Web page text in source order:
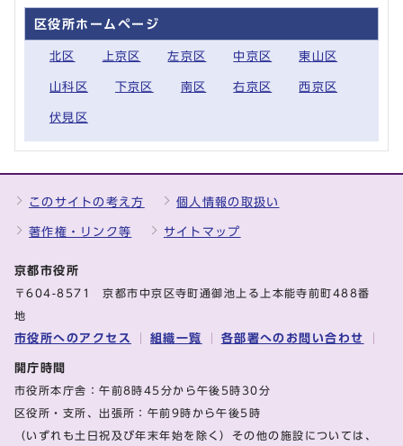
区役所ホームページ
北区 上京区 左京区 中京区 東山区
山科区 下京区 南区 右京区 西京区
伏見区
このサイトの考え方 個人情報の取扱い
著作権・リンク等 サイトマップ
京都市役所
〒604-8571 京都市中京区寺町通御池上る上本能寺前町488番
地
市役所へのアクセス 組織一覧 各部署へのお問い合わせ
開庁時間
市役所本庁舎：午前8時45分から午後5時30分
区役所・支所、出張所：午前9時から午後5時
（いずれも土日祝及び年末年始を除く）その他の施設については、